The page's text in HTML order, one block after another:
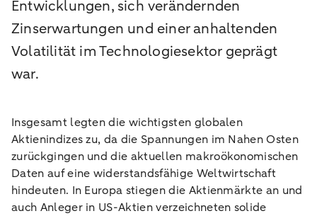
Entwicklungen, sich verändernden
Zinserwartungen und einer anhaltenden
Volatilität im Technologiesektor geprägt
war.
Insgesamt legten die wichtigsten globalen
Aktienindizes zu, da die Spannungen im Nahen Osten
zurückgingen und die aktuellen makroökonomischen
Daten auf eine widerstandsfähige Weltwirtschaft
hindeuten. In Europa stiegen die Aktienmärkte an und
auch Anleger in US-Aktien verzeichneten solide